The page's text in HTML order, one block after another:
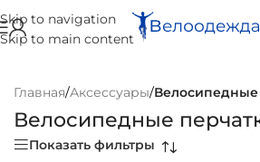
Skip to navigation
Skip to main content
Главная/Аксессуары/Велосипедные
Велосипедные
Показать фильтры